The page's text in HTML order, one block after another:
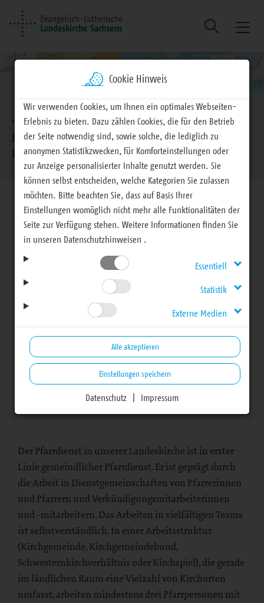
Suche
Brotkrumennavigation
EVLKS - engagiert
Landeskirche
Pfarrdienst in der Landeskirche
Pfarrdienst für
Interessierte aus anderen Kirchen
Pfarrdienst in der Landeskirche
Pfarrdienst für
Interessierte aus
anderen Kirchen
Bereich
Der Pfarrdienst in unserer Landeskirche ist in erster
Linie gemeindlicher Pfarrdienst. Er ist geprägt durch
die Arbeit in Dienstgemeinschaften von Pfarrerinnen
und Pfarrern und Verkündigungsmitarbeiterinnen
und -mitarbeitern. Das Arbeiten in vielfältigen Teams
ist selbstverständlich. In einer Arbeitsstruktur
(Kirchgemeinde, Kirchgemeindebund,
Schwesternkirchverhältnis oder Kirchspiel), die gerade
im ländlichen Raum eine Vielzahl von Kirchorten
umfasst, arbeiten mindestens drei Pfarrpersonen mit
Cookie Hinweis
Wir verwenden Cookies, um Ihnen ein optimales Webseiten-
Erlebnis zu bieten. Dazu zählen Cookies, die für den Betrieb
der Seite notwendig sind, sowie solche, die lediglich zu
anonymen Statistikzwecken, für Komforteinstellungen oder
zur Anzeige personalisierter Inhalte genutzt werden. Sie
können selbst entscheiden, welche Kategorien Sie zulassen
möchten. Bitte beachten Sie, dass auf Basis Ihrer
Einstellungen womöglich nicht mehr alle Funktionalitäten der
Seite zur Verfügung stehen. Weitere Informationen finden Sie
in unseren Datenschutzhinweisen .
Essentiell
Statistik
Externe Medien
Alle akzeptieren
Einstellungen speichern
Datenschutz Impressum